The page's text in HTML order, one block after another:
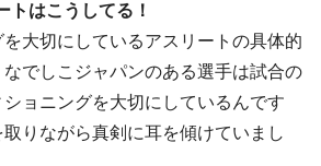
トはこうしてる！
大切にしているアスリートの具体的
でしこジャパンのある選手は試合の
ョニングを大切にしているんです
りながら真剣に耳を傾けていまし